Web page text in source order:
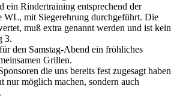
ein Rindertraining entsprechend der
WL, mit Siegerehrung durchgeführt. Die
muß extra genannt werden und ist kein
3.
den Samstag-Abend ein fröhliches
Grillen.
die uns bereits fest zugesagt haben
nur möglich machen, sondern auch